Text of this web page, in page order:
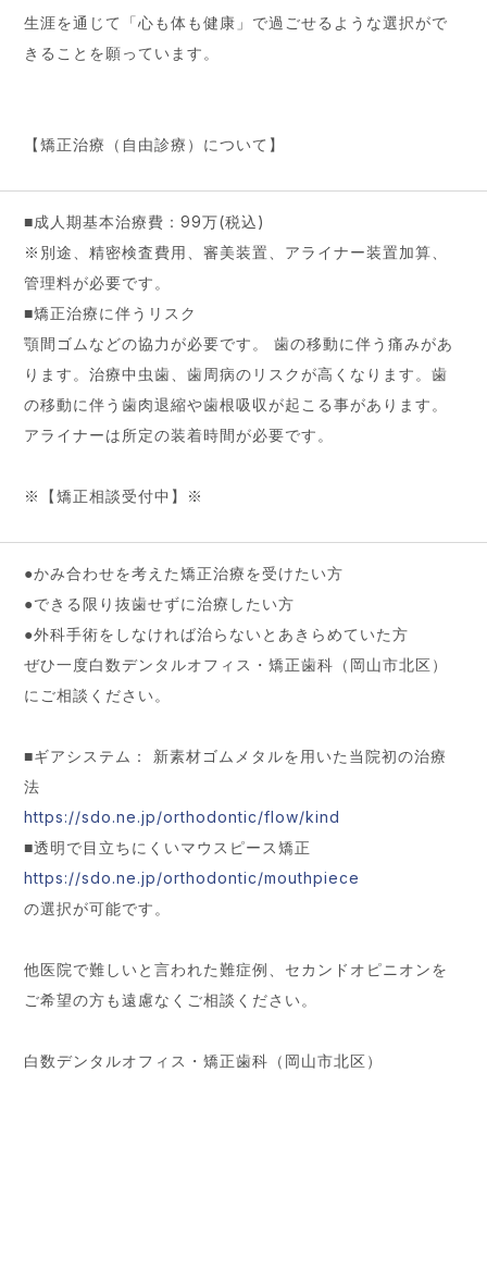
生涯を通じて「心も体も健康」で過ごせるような選択がで
きることを願っています。
【矯正治療（自由診療）について】
■成人期基本治療費：99万(税込)
※別途、精密検査費用、審美装置、アライナー装置加算、
管理料が必要です。
■矯正治療に伴うリスク
顎間ゴムなどの協力が必要です。 歯の移動に伴う痛みがあ
ります。治療中虫歯、歯周病のリスクが高くなります。歯
の移動に伴う歯肉退縮や歯根吸収が起こる事があります。
アライナーは所定の装着時間が必要です。
※【矯正相談受付中】※
●かみ合わせを考えた矯正治療を受けたい方
●できる限り抜歯せずに治療したい方
●外科手術をしなければ治らないとあきらめていた方
ぜひ一度白数デンタルオフィス・矯正歯科（岡山市北区）
にご相談ください。
■ギアシステム： 新素材ゴムメタルを用いた当院初の治療
法
https://sdo.ne.jp/orthodontic/flow/kind
■透明で目立ちにくいマウスピース矯正
https://sdo.ne.jp/orthodontic/mouthpiece
の選択が可能です。
他医院で難しいと言われた難症例、セカンドオピニオンを
ご希望の方も遠慮なくご相談ください。
白数デンタルオフィス・矯正歯科（岡山市北区）